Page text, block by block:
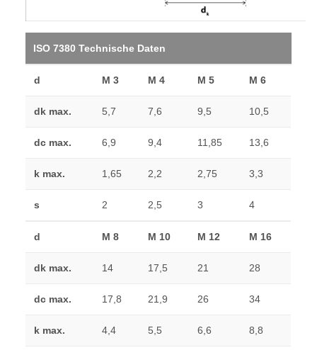
ISO 7380 Technische Daten
d M 3 M 4 M 5 M 6
dk max. 5,7 7,6 9,5 10,5
dc max. 6,9 9,4 11,85 13,6
k max. 1,65 2,2 2,75 3,3
s 2 2,5 3 4
d M 8 M 10 M 12 M 16
dk max. 14 17,5 21 28
dc max. 17,8 21,9 26 34
k max. 4,4 5,5 6,6 8,8